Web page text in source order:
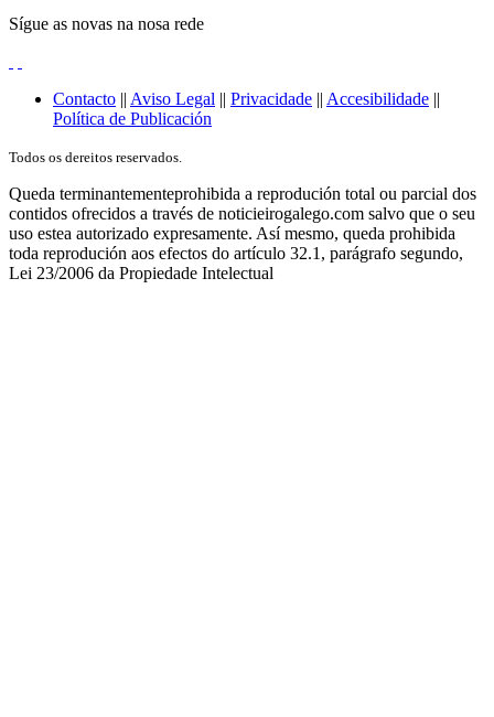
Sígue as novas na nosa rede
Contacto || Aviso Legal || Privacidade || Accesibilidade ||
Política de Publicación
Todos os dereitos reservados.
Queda terminantementeprohibida a reprodución total ou parcial dos
contidos ofrecidos a través de noticieirogalego.com salvo que o seu
uso estea autorizado expresamente. Así mesmo, queda prohibida
toda reprodución aos efectos do artículo 32.1, parágrafo segundo,
Lei 23/2006 da Propiedade Intelectual